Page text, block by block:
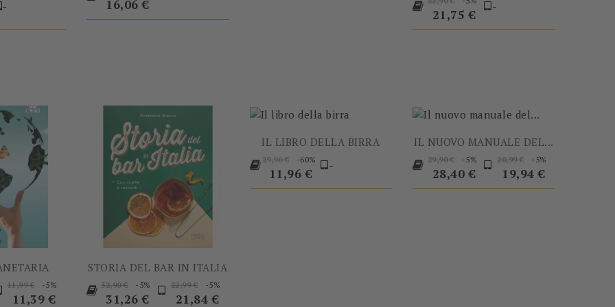
-
base
16,06 €
base
21,75 €
-
Prezzo
base
11,99 € -5%
Prezzo
11,39 €
STORIA DEL BAR IN ITALIA
Prezzo
base
32,90 € -5%
Prezzo
31,26 €
Prezzo
base
22,99 € -5%
21,84 €
IL LIBRO DELLA BIRRA
Prezzo
base
29,90 € -60%
Prezzo
11,96 € -
IL NUOVO MANUALE DEL...
Prezzo
base
29,90 € -5%
Prezzo
28,40 €
Prezzo
base
20,99 € -5%
19,94 €